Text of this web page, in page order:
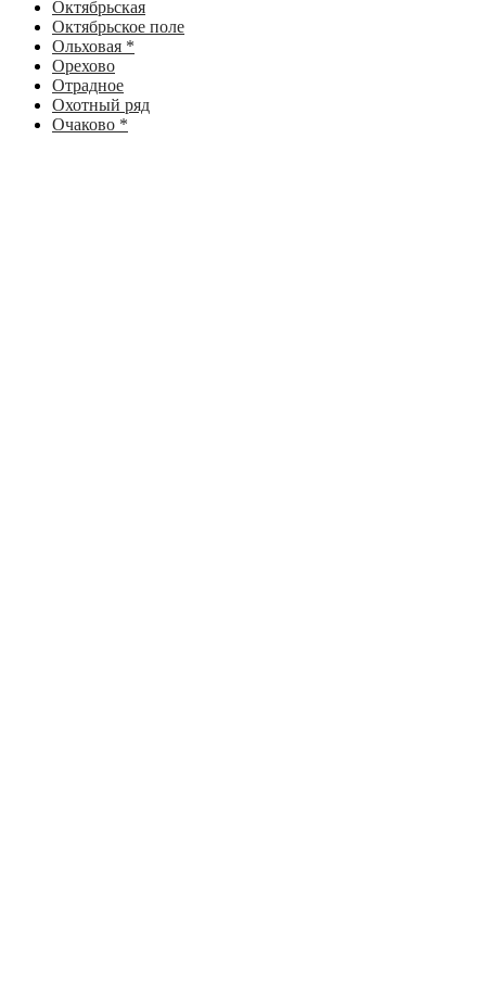
Октябрьская
Октябрьское поле
Ольховая *
Орехово
Отрадное
Охотный ряд
Очаково *